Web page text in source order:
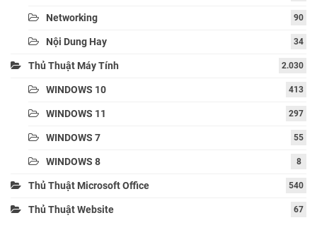
Networking 90
Nội Dung Hay 34
Thủ Thuật Máy Tính 2.030
WINDOWS 10 413
WINDOWS 11 297
WINDOWS 7 55
WINDOWS 8 8
Thủ Thuật Microsoft Office 540
Thủ Thuật Website 67